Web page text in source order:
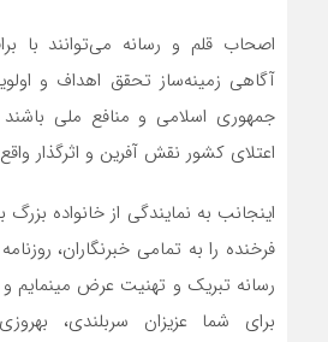
اصحاب قلم و رسانه می‌توانند با
آگاهی زمینه‌ساز تحقق اهداف و
جمهوری اسلامی و منافع ملی
اعتلای کشور نقش آفرین و اثر‌گذار
اینجانب به نمایندگی از خانواده
فرخنده را به تمامی خبرنگاران،
رسانه تبریک و تهنیت عرض می‏نمایم و
برای شما عزیزان سربلندی،